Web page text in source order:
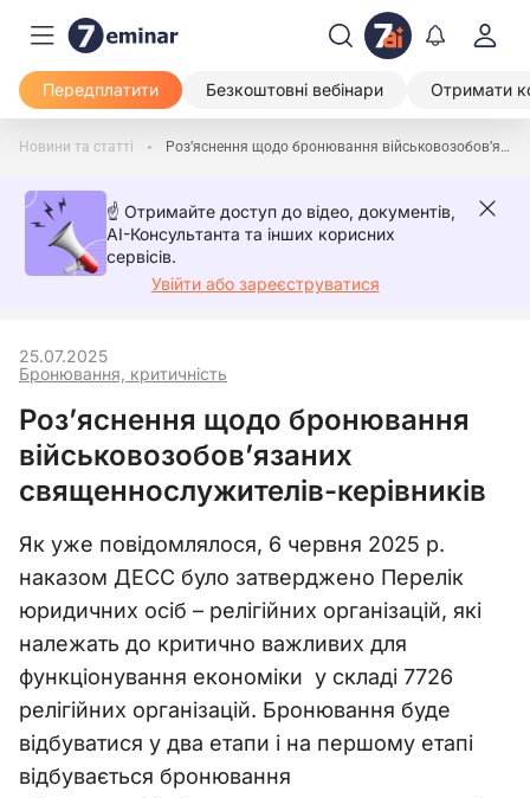
Передплатити Безкоштовні вебінари Отримати
Новини та статті Роз’яснення щодо бронювання військовозобов’язаних священнослужителів-керівників
☝️ Отримайте доступ до відео, документів,
AI-Консультанта та інших корисних
сервісів.
Увійти або зареєструватися
Бронювання, критичність
25.07.2025
Роз’яснення щодо бронювання
військовозобов’язаних
священнослужителів-керівників
Як уже повідомлялося, 6 червня 2025 р.
наказом ДЕСС було затверджено Перелік
юридичних осіб – релігійних організацій, які
належать до критично важливих для
функціонування економіки у складі 7726
релігійних організацій. Бронювання буде
відбуватися у два етапи і на першому етапі
відбувається бронювання